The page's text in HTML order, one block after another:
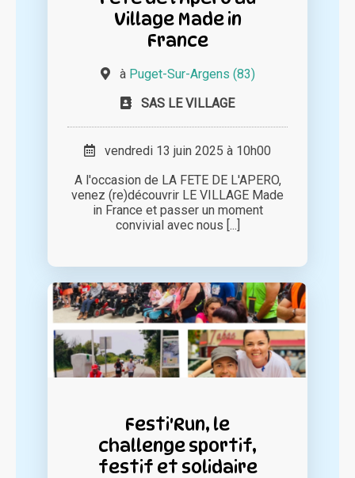
Village Made in
France
à Puget-Sur-Argens (83)
SAS LE VILLAGE
vendredi 13 juin 2025 à 10h00
A l'occasion de LA FETE DE L'APERO,
venez (re)découvrir LE VILLAGE Made
in France et passer un moment
convivial avec nous [...]
Festi'Run, le
challenge sportif,
festif et solidaire